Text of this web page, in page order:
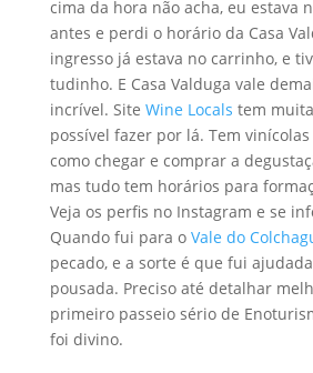
cima da hora não acha, eu estava
antes e perdi o horário da Casa
ingresso já estava no carrinho, e
tudinho. E Casa Valduga vale
incrível. Site Wine Locals tem
possível fazer por lá. Tem
como chegar e comprar a
mas tudo tem horários para
Veja os perfis no Instagram e se
Quando fui para o Vale do
pecado, e a sorte é que fui
pousada. Preciso até detalhar
primeiro passeio sério de
foi divino.